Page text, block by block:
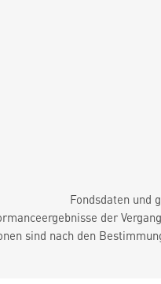
Fondsdaten und
der
sind nach den